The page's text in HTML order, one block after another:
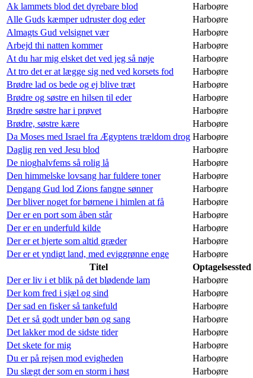
Ak lammets blod det dyrebare blod
Harboøre
Alle Guds kæmper udruster dog eder
Harboøre
Almagts Gud velsignet vær
Harboøre
Arbejd thi natten kommer
Harboøre
At du har mig elsket det ved jeg så nøje
Harboøre
At tro det er at lægge sig ned ved korsets fod
Harboøre
Brødre lad os bede og ej blive træt
Harboøre
Brødre og søstre en hilsen til eder
Harboøre
Brødre søstre har i prøvet
Harboøre
Brødre, søstre kære
Harboøre
Da Moses med Israel fra Ægyptens trældom drog Harboøre
Daglig ren ved Jesu blod
Harboøre
De nioghalvfems så rolig lå
Harboøre
Den himmelske lovsang har fuldere toner
Harboøre
Dengang Gud lod Zions fangne sønner
Harboøre
Der bliver noget for børnene i himlen at få
Harboøre
Der er en port som åben står
Harboøre
Der er en underfuld kilde
Harboøre
Der er et hjerte som altid græder
Harboøre
Der er et yndigt land, med eviggrønne enge
Harboøre
Titel
Optagelsessted
Der er liv i et blik på det blødende lam
Harboøre
Der kom fred i sjæl og sind
Harboøre
Der sad en fisker så tankefuld
Harboøre
Det er så godt under bøn og sang
Harboøre
Det lakker mod de sidste tider
Harboøre
Det skete for mig
Harboøre
Du er på rejsen mod evigheden
Harboøre
Du slægt der som en storm i høst
Harboøre